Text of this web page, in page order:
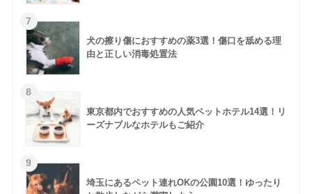
犬の擦り傷におすすめの薬3選！傷口を舐める理
由と正しい消毒処置法
東京都内でおすすめの人気ペットホテル14選！リ
ーズナブルなホテルもご紹介
埼玉にあるペット連れOKの公園10選！ゆったり